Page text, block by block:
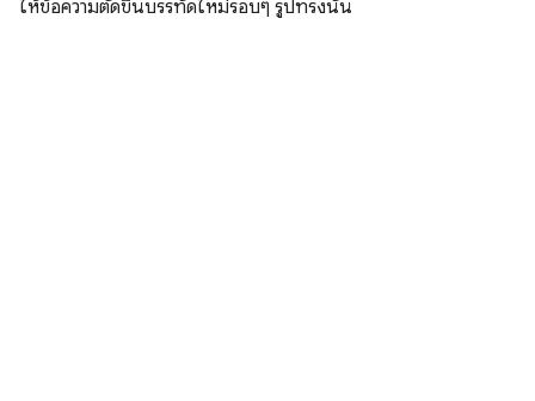
ให้ข้อความตัดขึ้นบรรทัดใหม่รอบๆ รูปทรงนั้น